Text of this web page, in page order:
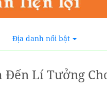
Địa danh nổi bật
Đến Lí Tưởng